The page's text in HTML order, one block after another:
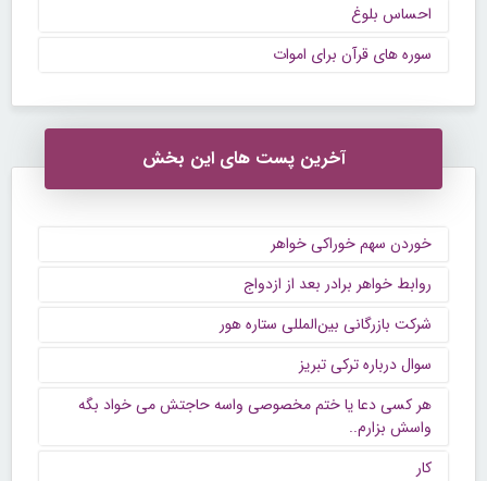
احساس بلوغ
سوره های قرآن برای اموات
آخرین پست های این بخش
خوردن سهم خوراکی خواهر
روابط خواهر برادر بعد از ازدواج
شرکت بازرگانی بین‌المللی ستاره هور
سوال درباره ترکی تبریز
هر کسی دعا یا ختم مخصوصی واسه حاجتش می خواد بگه
واسش بزارم..
کار